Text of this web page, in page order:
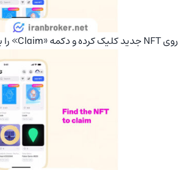
روی NFT جدید کلیک کرده و دکمه «Claim» را بزنید.